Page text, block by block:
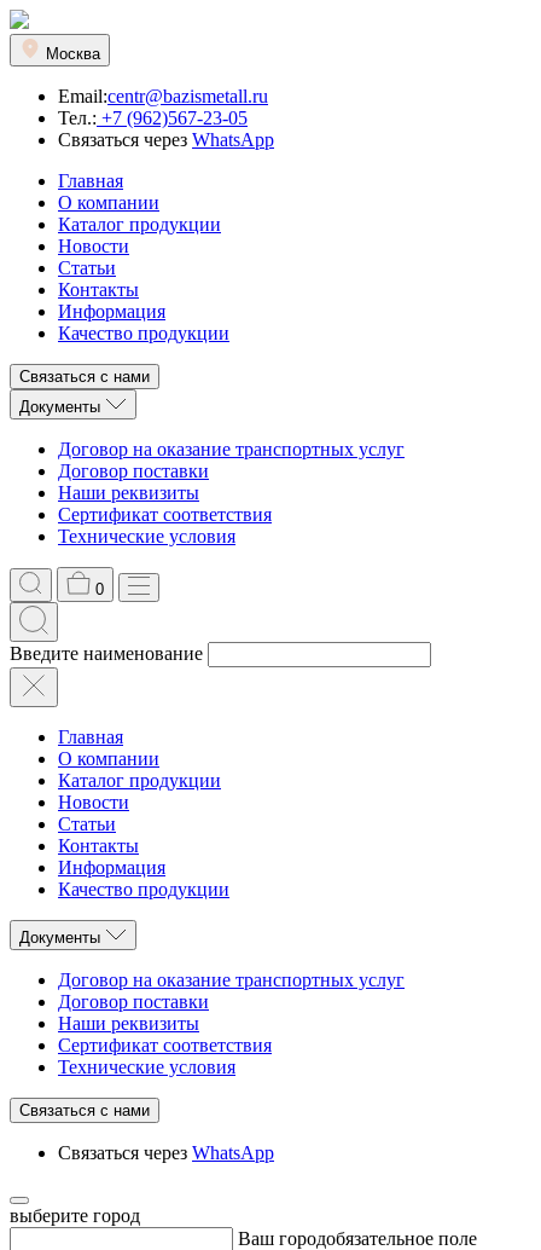
Москва
Email:centr@bazismetall.ru
Тел.: +7 (962)567-23-05
Связаться через WhatsApp
Главная
О компании
Каталог продукции
Новости
Статьи
Контакты
Информация
Качество продукции
Связаться с нами
Документы
Договор на оказание транспортных услуг
Договор поставки
Наши реквизиты
Сертификат соответствия
Технические условия
0
Введите наименование
Главная
О компании
Каталог продукции
Новости
Статьи
Контакты
Информация
Качество продукции
Документы
Договор на оказание транспортных услуг
Договор поставки
Наши реквизиты
Сертификат соответствия
Технические условия
Связаться с нами
Связаться через WhatsApp
выберите город
Ваш городобязательное поле